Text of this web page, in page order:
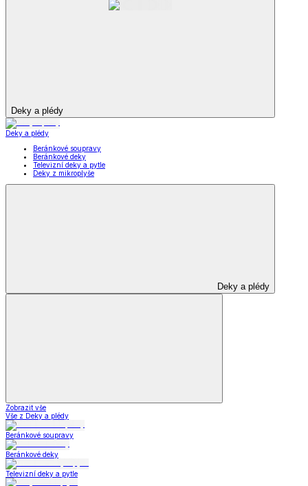
Deky a plédy
Deky a plédy
Beránkové soupravy
Beránkové deky
Televizní deky a pytle
Deky z mikroplyše
Deky a plédy
Zobrazit vše
Vše z Deky a plédy
Beránkové soupravy
Beránkové deky
Televizní deky a pytle